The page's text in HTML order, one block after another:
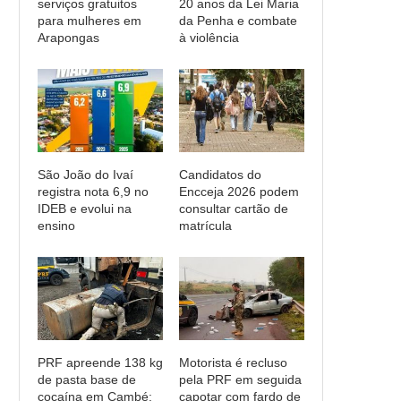
serviços gratuitos
para mulheres em
Arapongas
20 anos da Lei Maria
da Penha e combate
à violência
São João do Ivaí
registra nota 6,9 no
IDEB e evolui na
ensino
Candidatos do
Encceja 2026 podem
consultar cartão de
matrícula
PRF apreende 138 kg
de pasta base de
cocaína em Cambé:
Motorista é recluso
pela PRF em seguida
capotar com fardo de